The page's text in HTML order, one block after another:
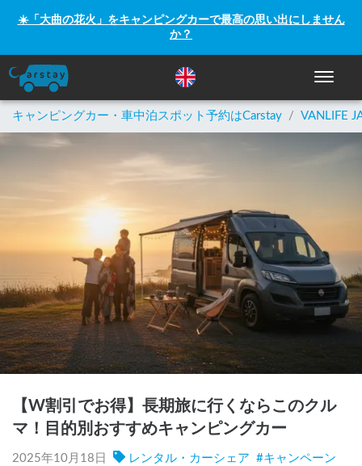
☀️「大曲の花火」をキャンピングカーで最高の思い出にしません
か？
ナビゲ
キャンピングカー・車中泊スポット予約はCarstay / VANLIFE
【W割引でお得】長期旅に行くならこのクル
マ！目的別おすすめキャンピングカー
2025年10月18日 レンタル・カーシェア #キャンペーン